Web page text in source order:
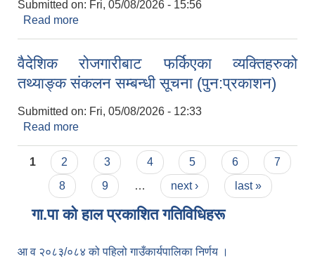
Submitted on: Fri, 05/08/2026 - 15:56
Read more
वैदेशिक रोजगारीबाट फर्किएका व्यक्तिहरुको
तथ्याङ्क संकलन सम्बन्धी सूचना (पुन:प्रकाशन)
Submitted on: Fri, 05/08/2026 - 12:33
Read more
Pages
1 2 3 4 5 6
7
8
9 … next › last »
गा.पा काे हाल प्रकाशित गतिविधिहरू
आ व २०८३/०८४ को पहिलो गाउँकार्यपालिका निर्णय ।